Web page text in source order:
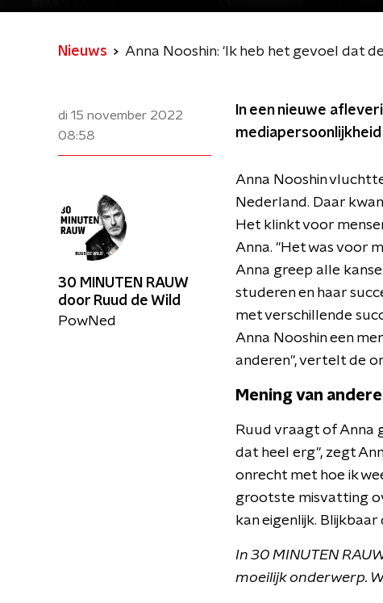
Nieuws Anna Nooshin: 'Ik heb het gevoel dat
di 15 november 2022
08:58
In een nieuwe
mediapersoonlijkheid
Anna Nooshin
Nederland. Daar
Het klinkt voor
Anna. "Het was voor
Anna greep alle
studeren en haar
met verschillende
Anna Nooshin een
anderen", vertelt de
Mening van
Ruud vraagt of Anna
dat heel erg", zegt
onrecht met hoe ik
grootste misvatting
kan eigenlijk.
In 30 MINUTEN
moeilijk onderwerp.
30 MINUTEN RAUW
door Ruud de Wild
PowNed